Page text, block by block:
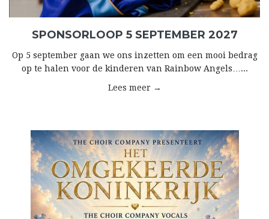
SPONSORLOOP 5 SEPTEMBER 2027
Op 5 september gaan we ons inzetten om een mooi bedrag
op te halen voor de kinderen van Rainbow Angels…...
Lees meer →